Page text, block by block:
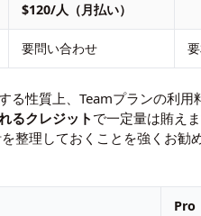
$120/人（月払い）
要問い合わせ
る性質上、Teamプランの利
るクレジットで一定量は賄え
整理しておくことを強くお勧め
Pro